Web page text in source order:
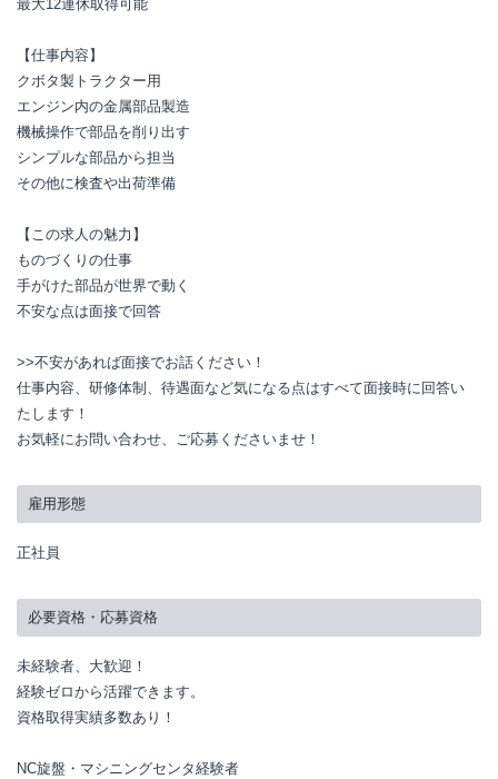
最大12連休取得可能
【仕事内容】
クボタ製トラクター用
エンジン内の金属部品製造
機械操作で部品を削り出す
シンプルな部品から担当
その他に検査や出荷準備
【この求人の魅力】
ものづくりの仕事
手がけた部品が世界で動く
不安な点は面接で回答
>>不安があれば面接でお話ください！
仕事内容、研修体制、待遇面など気になる点はすべて面接時に回答い
たします！
お気軽にお問い合わせ、ご応募くださいませ！
雇用形態
正社員
必要資格・応募資格
未経験者、大歓迎！
経験ゼロから活躍できます。
資格取得実績多数あり！
NC旋盤・マシニングセンタ経験者